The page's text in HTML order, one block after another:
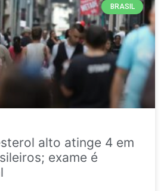
BRASIL
alto atinge 4 em
exame é